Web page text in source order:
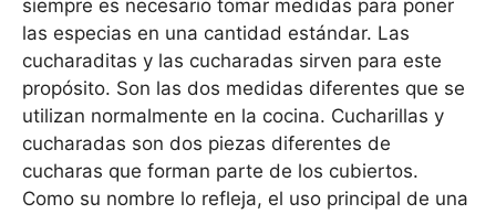
siempre es necesario tomar medidas para poner
las especias en una cantidad estándar. Las
cucharaditas y las cucharadas sirven para este
propósito. Son las dos medidas diferentes que se
utilizan normalmente en la cocina. Cucharillas y
cucharadas son dos piezas diferentes de
cucharas que forman parte de los cubiertos.
Como su nombre lo refleja, el uso principal de una